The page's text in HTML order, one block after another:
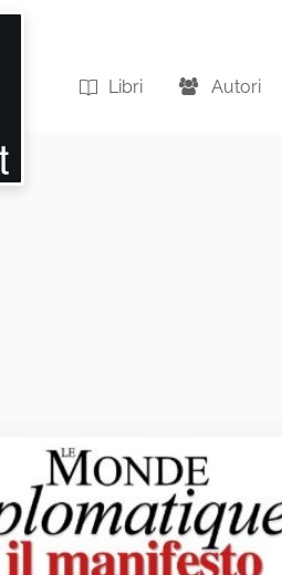
Libri Autori